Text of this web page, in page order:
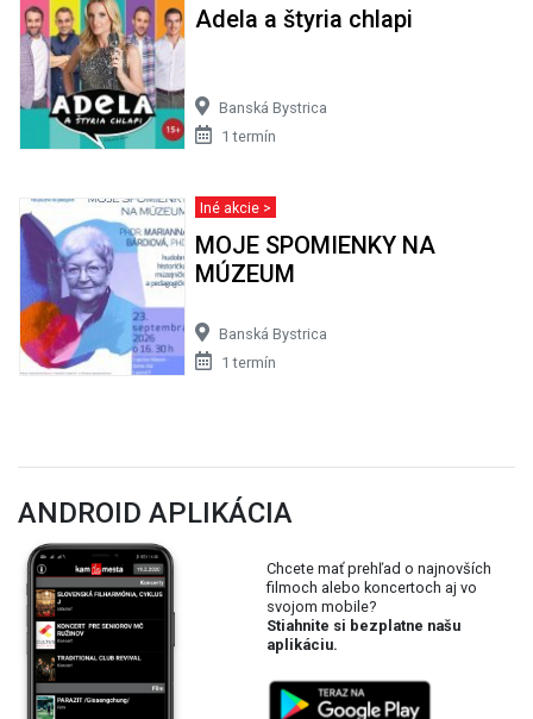
Adela a štyria chlapi
Banská Bystrica
1 termín
Iné akcie >
MOJE SPOMIENKY NA
MÚZEUM
Banská Bystrica
1 termín
ANDROID APLIKÁCIA
Chcete mať prehľad o najnovších
filmoch alebo koncertoch aj vo
svojom mobile?
Stiahnite si bezplatne našu
aplikáciu.